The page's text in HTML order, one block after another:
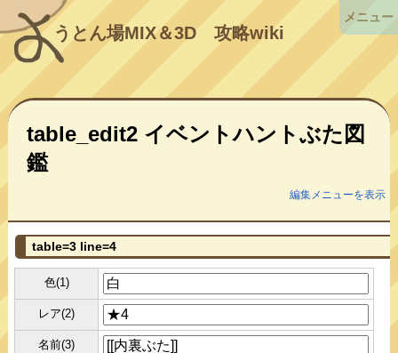
うとん場MIX＆3D攻略wiki
table_edit2 イベントハントぶた図
鑑
編集メニューを表示
table=3 line=4
色(1)
レア(2)
名前(3)
メニュー